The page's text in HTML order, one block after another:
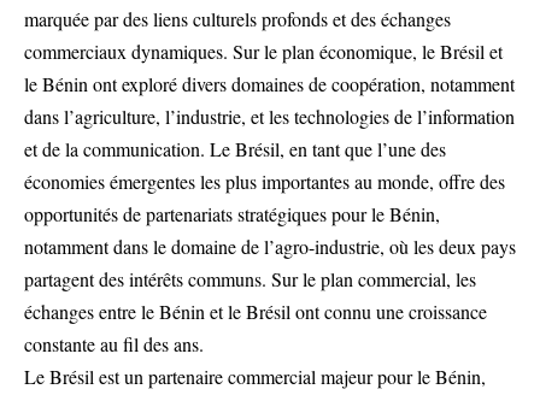
marquée par des liens culturels profonds et des échanges
commerciaux dynamiques. Sur le plan économique, le Brésil et
le Bénin ont exploré divers domaines de coopération, notamment
dans l’agriculture, l’industrie, et les technologies de l’information
et de la communication. Le Brésil, en tant que l’une des
économies émergentes les plus importantes au monde, offre des
opportunités de partenariats stratégiques pour le Bénin,
notamment dans le domaine de l’agro-industrie, où les deux pays
partagent des intérêts communs. Sur le plan commercial, les
échanges entre le Bénin et le Brésil ont connu une croissance
constante au fil des ans.
Le Brésil est un partenaire commercial majeur pour le Bénin,